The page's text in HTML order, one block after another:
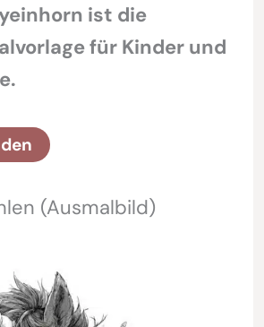
ist die
für Kinder und
(Ausmalbild)